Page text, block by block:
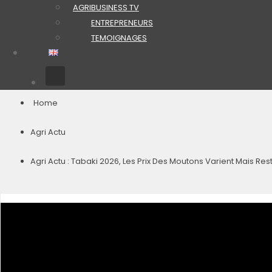
AGRIBUSINESS TV
ENTREPRENEURS
TEMOIGNAGES
Home
Agri Actu
Agri Actu : Tabaki 2026, Les Prix Des Moutons Varient Mais